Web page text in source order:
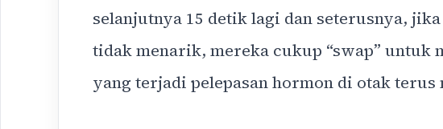
selanjutnya 15 detik lagi dan seterusnya,
tidak menarik, mereka cukup “swap” untuk
yang terjadi pelepasan hormon di otak